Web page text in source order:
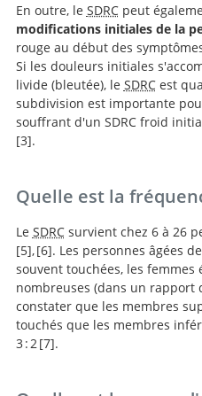
En outre, le SDRCpeut
modifications initiales de la
rouge au début des
Si les douleurs initiales
livide (bleutée), le SDRCest
subdivision est importante
souffrant d'un SDRC froid
3
as ‘warm’ or ‘cold’ CRPS 1
sensory processing some
quantitative sensory testing
.
Quelle est la
Le SDRCsurvient chez 6 à 26
5
Complex regional pain
prevalence in Olmsted
study.
, 6
complex regional pain
study.
. Les personnes âgées
souvent touchées, les
nombreuses (dans un rapport
constater que les membres
touchés que les membres
3 : 2 7 .